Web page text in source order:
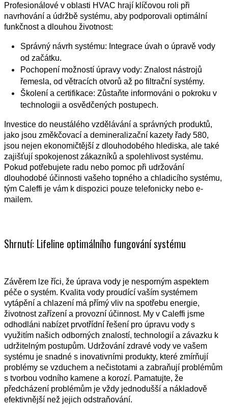
Profesionálové v oblasti HVAC hrají klíčovou roli při
navrhování a údržbě systému, aby podporovali optimální
funkčnost a dlouhou životnost:
Správný návrh systému: Integrace úvah o úpravě vody
od začátku.
Pochopení možností úpravy vody: Znalost nástrojů
řemesla, od větracích otvorů až po filtrační systémy.
Školení a certifikace: Zůstaňte informováni o pokroku v
technologii a osvědčených postupech.
Investice do neustálého vzdělávání a správných produktů,
jako jsou změkčovací a demineralizační kazety řady 580,
jsou nejen ekonomičtější z dlouhodobého hlediska, ale také
zajišťují spokojenost zákazníků a spolehlivost systému.
Pokud potřebujete radu nebo pomoc při udržování
dlouhodobé účinnosti vašeho topného a chladicího systému,
tým Caleffi je vám k dispozici pouze telefonicky nebo e-
mailem.
Shrnutí: Lifeline optimálního fungování systému
Závěrem lze říci, že úprava vody je nesporným aspektem
péče o systém. Kvalita vody proudící vaším systémem
vytápění a chlazení má přímý vliv na spotřebu energie,
životnost zařízení a provozní účinnost. My v Caleffi jsme
odhodláni nabízet prvotřídní řešení pro úpravu vody s
využitím našich odborných znalostí, technologií a závazku k
udržitelným postupům. Udržování zdravé vody ve vašem
systému je snadné s inovativními produkty, které zmírňují
problémy se vzduchem a nečistotami a zabraňují problémům
s tvorbou vodního kamene a korozí. Pamatujte, že
předcházení problémům je vždy jednodušší a nákladově
efektivnější než jejich odstraňování.